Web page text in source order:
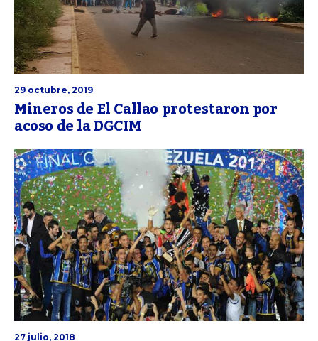
29 octubre, 2019
Mineros de El Callao protestaron por
acoso de la DGCIM
27 julio, 2018